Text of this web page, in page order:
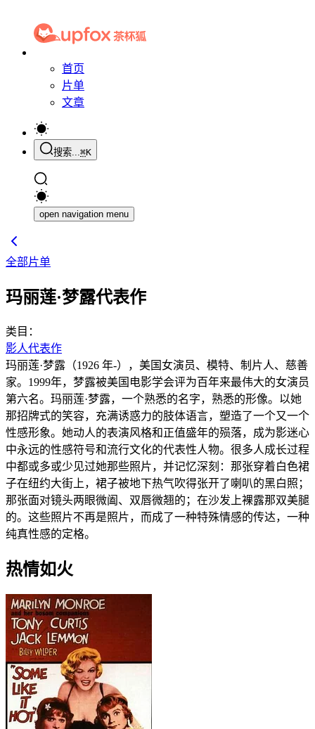
首页
片单
文章
搜索...⌘K
open navigation menu
全部片单
玛丽莲·梦露代表作
类目：
影人代表作
玛丽莲·梦露（1926 年-），美国女演员、模特、制片人、慈善
家。1999年，梦露被美国电影学会评为百年来最伟大的女演员
第六名。玛丽莲·梦露，一个熟悉的名字，熟悉的形像。以她
那招牌式的笑容，充满诱惑力的肢体语言，塑造了一个又一个
性感形象。她动人的表演风格和正值盛年的殒落，成为影迷心
中永远的性感符号和流行文化的代表性人物。很多人成长过程
中都或多或少见过她那些照片，并记忆深刻：那张穿着白色裙
子在纽约大街上，裙子被地下热气吹得张开了喇叭的黑白照；
那张面对镜头两眼微阖、双唇微翘的；在沙发上裸露那双美腿
的。这些照片不再是照片，而成了一种特殊情感的传达，一种
纯真性感的定格。
热情如火